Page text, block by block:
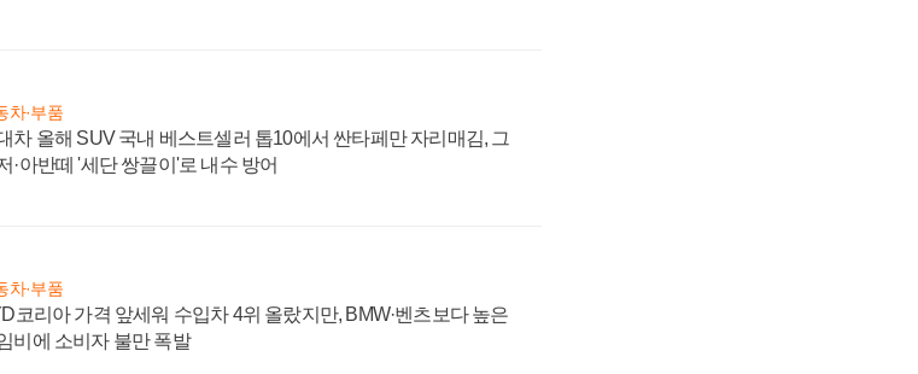
차·부품
차 올해 SUV 국내 베스트셀러 톱10에서 싼타페만 자리매김, 그
·아반떼 '세단 쌍끌이'로 내수 방어
차·부품
코리아 가격 앞세워 수입차 4위 올랐지만, BMW·벤츠보다 높은
비에 소비자 불만 폭발